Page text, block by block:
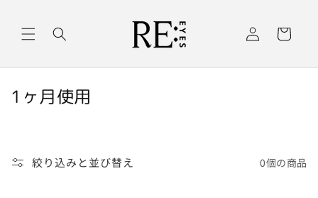
進む
グ
イ
ー
コ
シ
1ヶ月使用
絞り込みと並び替え 0個の商品